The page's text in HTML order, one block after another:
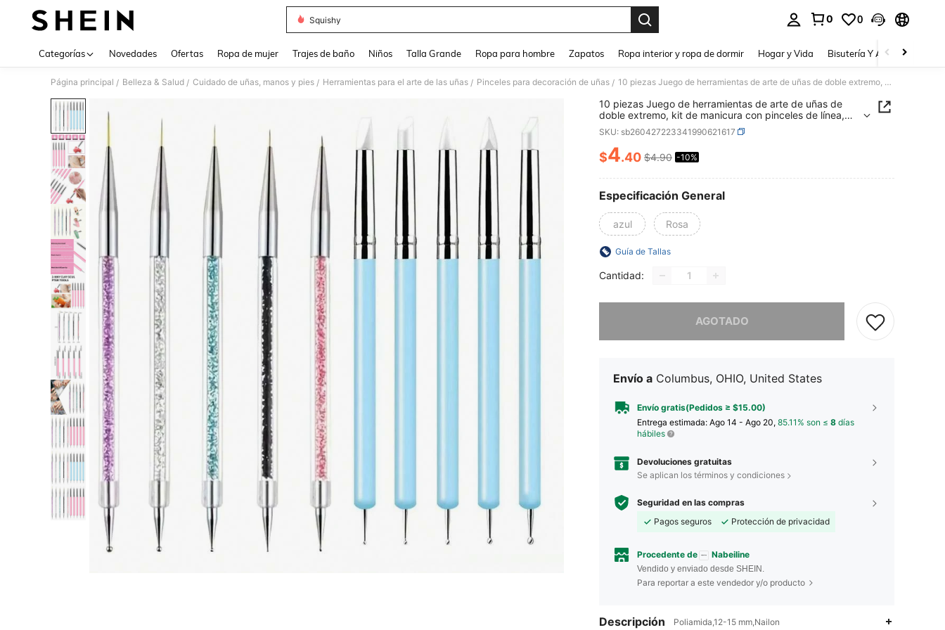
Squishy
0 0
Categorías Novedades Ofertas Ropa de mujer Trajes de baño Niños Talla Grande Ropa para hombre Zapatos Ropa interior y ropa de dormir Hogar y Vida Bisutería Y Accesorios
Página principal / Belleza & Salud / Cuidado de uñas, manos y pies / Herramientas para el arte de las uñas / Pinceles para decoración de uñas / 10 piezas Juego de herramientas de arte de uñas de doble extremo, kit de manicura con pinceles de línea, herramientas de escultura de silicona y bolígrafos de punteado, herramientas de arte de uñas para dibujo de líneas, tallado 3D, repujado
10 piezas Juego de herramientas de arte de uñas de
doble extremo, kit de manicura con pinceles de línea,
herramientas de escultura de silicona y bolígrafos de
punteado, herramientas de arte de uñas para dibujo de
líneas, tallado 3D, repujado
SKU: sb260427223341990621617
PRICE AND AVAILABILITY
$4.40 $4.90 -10%
Especificación General
azul Rosa
Guía de Tallas
Cantidad:
AGOTADO
Envío a Columbus, OHIO, United States
Envío gratis(Pedidos ≥ $15.00)
Entrega estimada: Ago 14 - Ago 20, 85.11% son ≤ 8 días
hábiles
Devoluciones gratuitas
Se aplican los términos y condiciones
Seguridad en las compras
Pagos seguros
Protección de privacidad
Procedente de Nabeiline
Vendido y enviado desde SHEIN.
Para reportar a este vendedor y/o producto
Descripción Poliamida,12-15 mm,Nailon